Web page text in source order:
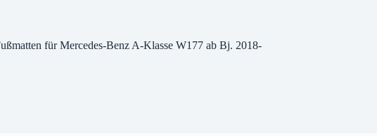
für Mercedes-Benz A-Klasse W177 ab Bj. 2018-